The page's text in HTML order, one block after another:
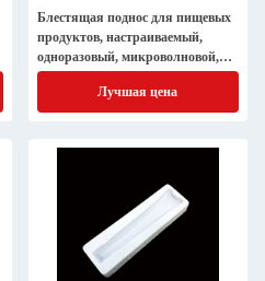
Блестящая поднос для пищевых
продуктов, настраиваемый,
одноразовый, микроволновой,
холодостойкий, без BPA
Лучшая цена